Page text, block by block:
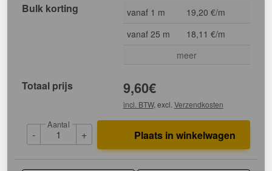
Bulk korting
vanaf 1 m
19,20 €/m
vanaf 25 m
18,11 €/m
meer
Totaal prijs 9,60€
incl. BTW, excl. Verzendkosten
-
Aantal
+ Plaats in winkelwagen